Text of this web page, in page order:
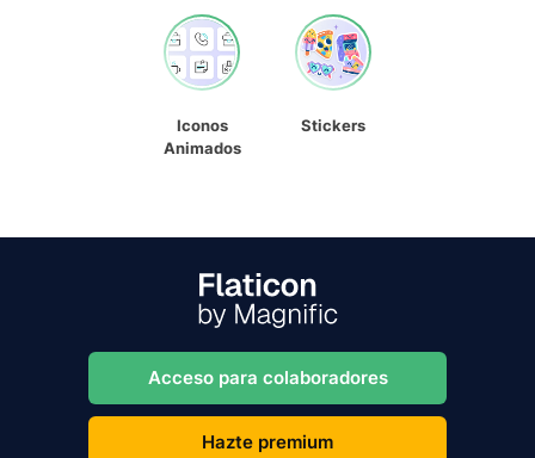
Iconos
Animados
Stickers
Acceso para colaboradores
Hazte premium